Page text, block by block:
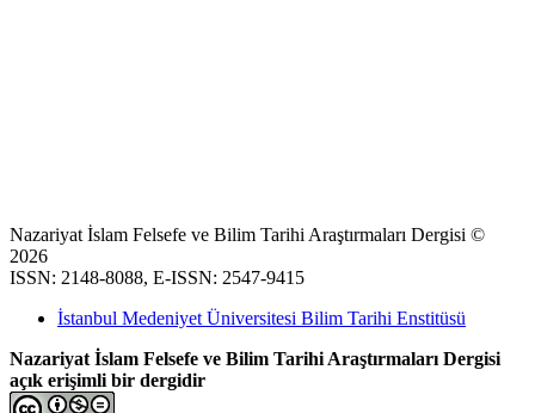
Nazariyat İslam Felsefe ve Bilim Tarihi Araştırmaları Dergisi ©
2026
ISSN: 2148-8088, E-ISSN: 2547-9415
İstanbul Medeniyet Üniversitesi Bilim Tarihi Enstitüsü
Nazariyat İslam Felsefe ve Bilim Tarihi Araştırmaları Dergisi
açık erişimli bir dergidir